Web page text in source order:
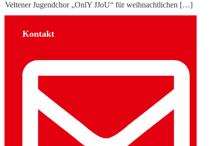
Veltener Jugendchor „OnlY JJoU“ für weihnachtlichen […]
Kontakt